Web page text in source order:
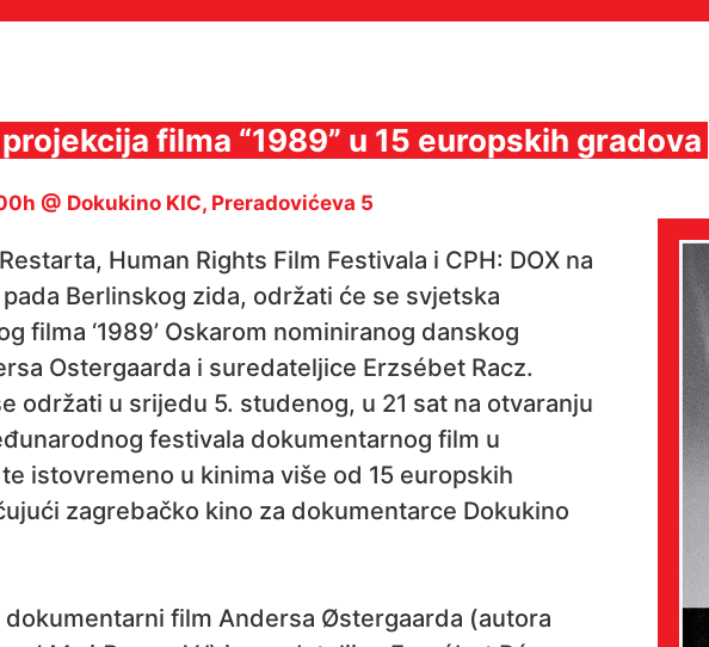
filma “1989” u 15 europskih gradova
@ Dokukino KIC, Preradovićeva 5
Human Rights Film Festivala i CPH: DOX na
Berlinskog zida, održati će se svjetska
filma ‘1989’ Oskarom nominiranog danskog
Ostergaarda i suredateljice Erzsébet Racz.
održati u srijedu 5. studenog, u 21 sat na otvaranju
festivala dokumentarnog film u
istovremeno u kinima više od 15 europskih
zagrebačko kino za dokumentarce Dokukino
dokumentarni film Andersa Østergaarda (autora